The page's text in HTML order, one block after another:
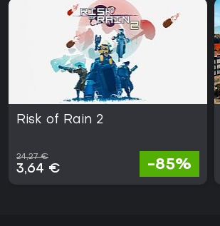
Risk of Rain 2
24,27 €
3,64 € -85%